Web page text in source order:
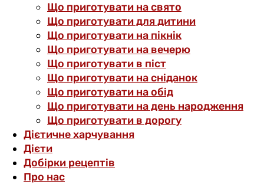
Що приготувати на свято
Що приготувати для дитини
Що приготувати на пікнік
Що приготувати на вечерю
Що приготувати в піст
Що приготувати на сніданок
Що приготувати на обід
Що приготувати на день народження
Що приготувати в дорогу
Дієтичне харчування
Дієти
Добірки рецептів
Про нас